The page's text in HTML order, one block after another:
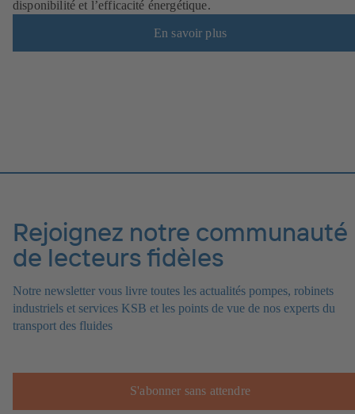
disponibilité et l’efficacité énergétique.
En savoir plus
Rejoignez notre communauté
de lecteurs fidèles
Notre newsletter vous livre toutes les actualités pompes, robinets
industriels et services KSB et les points de vue de nos experts du
transport des fluides
S'abonner sans attendre